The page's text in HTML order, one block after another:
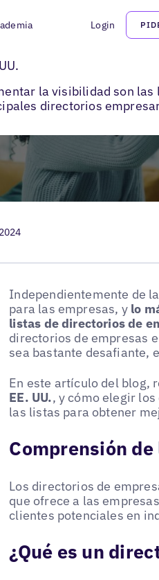
Login
Directorios de empresas en EE. UU.
la visibilidad son
directorios
Independientemente de
para las empresas, y lo
listas de directorios de
directorios de empresas
sea bastante desafiante,
En este artículo del blog,
EE. UU., y cómo elegir
las listas para obtener
Comprensión
Los directorios de
que ofrece a las
clientes potenciales en
¿Qué es un